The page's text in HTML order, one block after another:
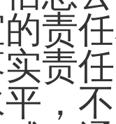
责
责
，